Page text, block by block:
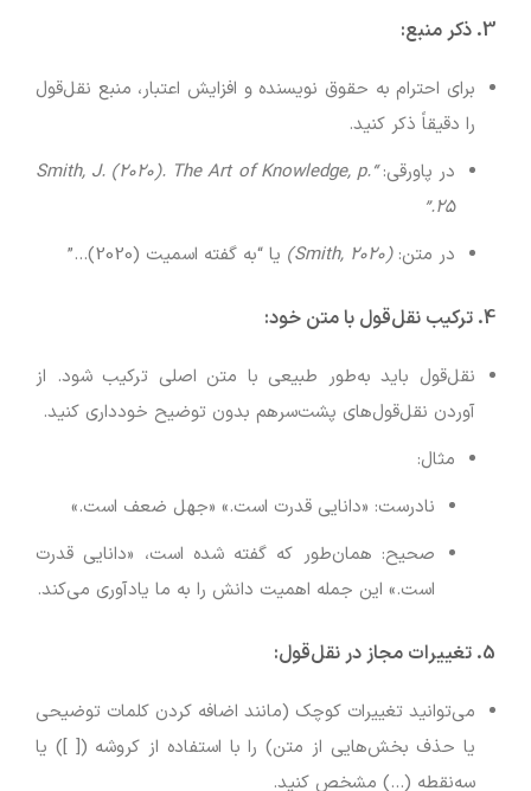
3. ذکر منبع:
برای احترام به حقوق نویسنده و افزایش اعتبار، منبع نقل‌قول
را دقیقاً ذکر کنید.
در پاورقی: “Smith, J. (2020). The Art of Knowledge, p.
25.”
در متن:(Smith, 2020) یا “به گفته اسمیت (2020)…”
4. ترکیب نقل‌قول با متن خود:
نقل‌قول باید به‌طور طبیعی با متن اصلی ترکیب شود. از
آوردن نقل‌قول‌های پشت‌سرهم بدون توضیح خودداری کنید.
مثال:
نادرست: «دانایی قدرت است.» «جهل ضعف است.»
صحیح: همان‌طور که گفته شده است، «دانایی قدرت
است.» این جمله اهمیت دانش را به ما یادآوری می‌کند.
5. تغییرات مجاز در نقل‌قول:
می‌توانید تغییرات کوچک (مانند اضافه کردن کلمات توضیحی
یا حذف بخش‌هایی از متن) را با استفاده از کروشه ([ ]) یا
سه‌نقطه (…) مشخص کنید.